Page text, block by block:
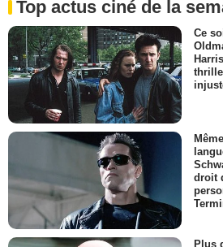
Top actus ciné de la
Ce
droit
Plus